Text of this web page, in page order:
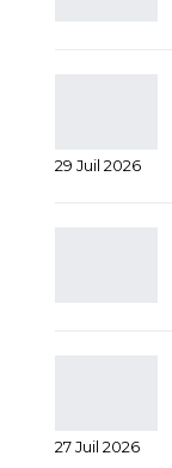
29 Juil 2026
27 Juil 2026